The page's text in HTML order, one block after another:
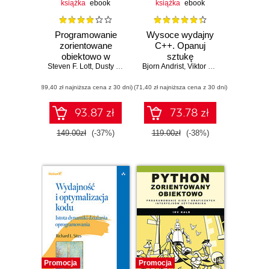
książka ebook
Programowanie
zorientowane
obiektowo w
Pythonie.
solidnych i łatwych
w utrzymaniu
aplikacji i bibliotek.
Wydanie IV
Steven F. Lott, Dusty Phillips
(89,40 zł najniższa cena z 30 dni)
93.87 zł
149.00zł (-37%)
książka ebook
Wysoce wydajny
C++. Opanuj
sztukę
optymalizowania
Wydanie II
Bjorn Andrist, Viktor Sehr
(71,40 zł najniższa cena z 30 dni)
73.78 zł
119.00zł (-38%)
Promocja Promocja